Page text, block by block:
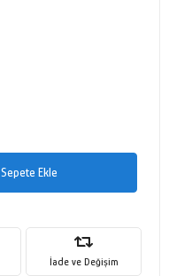
Sepete Ekle
İade ve Değişim